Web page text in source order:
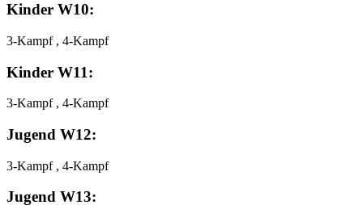
Kinder W10:
3-Kampf , 4-Kampf
Kinder W11:
3-Kampf , 4-Kampf
Jugend W12:
3-Kampf , 4-Kampf
Jugend W13: